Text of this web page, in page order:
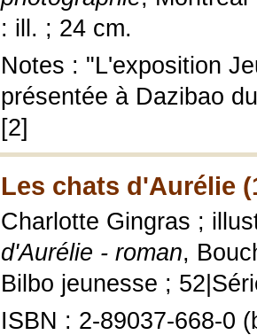
: ill. ; 24 cm.
Notes : "L'exposition
présentée à Dazibao
[2]
Les chats d'Aurélie
Charlotte Gingras ;
d'Aurélie - roman,
Bilbo jeunesse ;
ISBN : 2-89037-668-0